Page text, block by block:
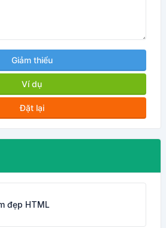
Giảm thiểu
Ví dụ
Đặt lại
đẹp HTML